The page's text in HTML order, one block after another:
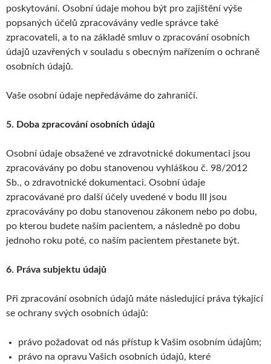
poskytování. Osobní údaje mohou být pro zajištění výše
popsaných účelů zpracovávány vedle správce také
zpracovateli, a to na základě smluv o zpracování osobních
údajů uzavřených v souladu s obecným nařízením o ochraně
osobních údajů.
Vaše osobní údaje nepředáváme do zahraničí.
5. Doba zpracování osobních údajů
Osobní údaje obsažené ve zdravotnické dokumentaci jsou
zpracovávány po dobu stanovenou vyhláškou č. 98/2012
Sb., o zdravotnické dokumentaci. Osobní údaje
zpracovávané pro další účely uvedené v bodu III jsou
zpracovávány po dobu stanovenou zákonem nebo po dobu,
po kterou budete naším pacientem, a následně po dobu
jednoho roku poté, co naším pacientem přestanete být.
6. Práva subjektu údajů
Při zpracování osobních údajů máte následující práva týkající
se ochrany svých osobních údajů:
právo požadovat od nás přístup k Vašim osobním údajům;
právo na opravu Vašich osobních údajů, které